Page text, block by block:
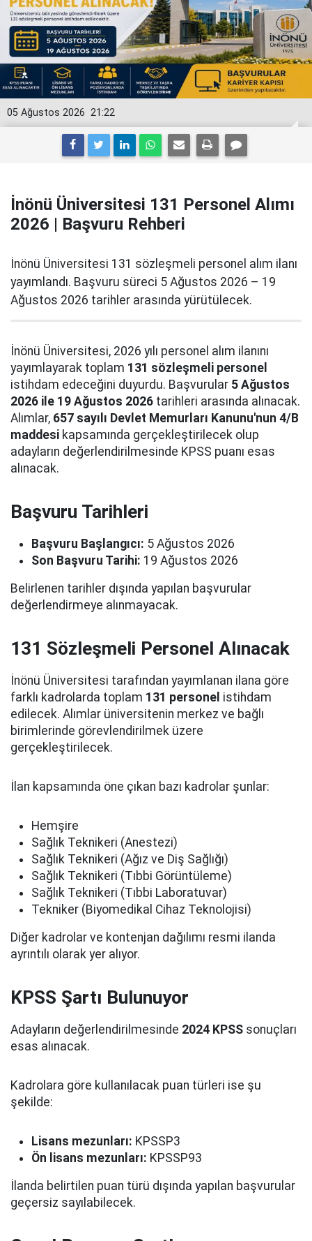
21:22
05 Ağustos 2026
İnönü Üniversitesi 131 Personel Alımı
2026 | Başvuru Rehberi
İnönü Üniversitesi 131 sözleşmeli personel alım ilanı
yayımlandı. Başvuru süreci 5 Ağustos 2026 – 19
Ağustos 2026 tarihler arasında yürütülecek.
İnönü Üniversitesi, 2026 yılı personel alım ilanını
yayımlayarak toplam 131 sözleşmeli personel
istihdam edeceğini duyurdu. Başvurular 5 Ağustos
2026 ile 19 Ağustos 2026 tarihleri arasında alınacak.
Alımlar, 657 sayılı Devlet Memurları Kanunu'nun 4/B
maddesi kapsamında gerçekleştirilecek olup
adayların değerlendirilmesinde KPSS puanı esas
alınacak.
Başvuru Tarihleri
Başvuru Başlangıcı: 5 Ağustos 2026
Son Başvuru Tarihi: 19 Ağustos 2026
Belirlenen tarihler dışında yapılan başvurular
değerlendirmeye alınmayacak.
131 Sözleşmeli Personel Alınacak
İnönü Üniversitesi tarafından yayımlanan ilana göre
farklı kadrolarda toplam 131 personel istihdam
edilecek. Alımlar üniversitenin merkez ve bağlı
birimlerinde görevlendirilmek üzere
gerçekleştirilecek.
İlan kapsamında öne çıkan bazı kadrolar şunlar:
Hemşire
Sağlık Teknikeri (Anestezi)
Sağlık Teknikeri (Ağız ve Diş Sağlığı)
Sağlık Teknikeri (Tıbbi Görüntüleme)
Sağlık Teknikeri (Tıbbi Laboratuvar)
Tekniker (Biyomedikal Cihaz Teknolojisi)
Diğer kadrolar ve kontenjan dağılımı resmi ilanda
ayrıntılı olarak yer alıyor.
KPSS Şartı Bulunuyor
Adayların değerlendirilmesinde 2024 KPSS sonuçları
esas alınacak.
Kadrolara göre kullanılacak puan türleri ise şu
şekilde:
Lisans mezunları: KPSSP3
Ön lisans mezunları: KPSSP93
İlanda belirtilen puan türü dışında yapılan başvurular
geçersiz sayılabilecek.